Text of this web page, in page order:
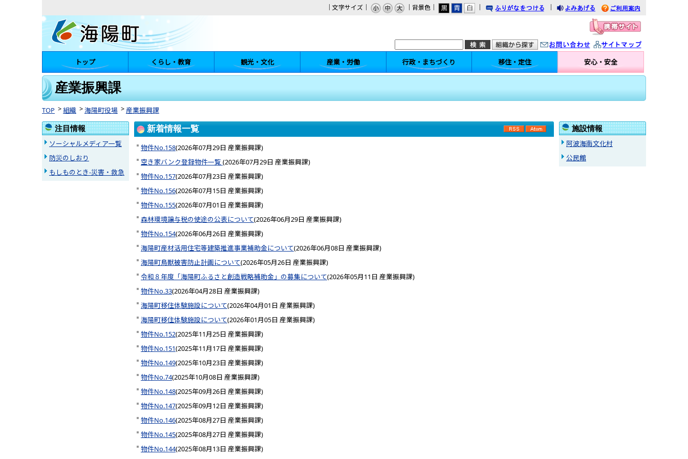
｜文字サイズ｜ ｜背景色｜
みあげる
利用案内
問い合わせ イトマップ
トップ くらし・教育 観光・文化 産業・労働 行政・まちづくり 移住・定住 安心・安全
産業振興課
TOP 組織 海陽町役場 産業振興課
RSS Atom
新着情報一覧
物件No.158(2026年07月29日 産業振興課)
空き家バンク登録物件一覧 (2026年07月29日 産業振興課)
物件No.157(2026年07月23日 産業振興課)
物件No.156(2026年07月15日 産業振興課)
物件No.155(2026年07月01日 産業振興課)
森林環境譲与税の使途の公表について(2026年06月29日 産業振興課)
物件No.154(2026年06月26日 産業振興課)
海陽町産材活用住宅等建築推進事業補助金について(2026年06月08日 産業振興課)
海陽町鳥獣被害防止計画について(2026年05月26日 産業振興課)
令和８年度「海陽町ふるさと創造戦略補助金」の募集について(2026年05月11日 産業振興課)
物件No.33(2026年04月28日 産業振興課)
海陽町移住体験施設について(2026年04月01日 産業振興課)
海陽町移住体験施設について(2026年01月05日 産業振興課)
物件No.152(2025年11月25日 産業振興課)
物件No.151(2025年11月17日 産業振興課)
物件No.149(2025年10月23日 産業振興課)
物件No.74(2025年10月08日 産業振興課)
物件No.148(2025年09月26日 産業振興課)
物件No.147(2025年09月12日 産業振興課)
物件No.146(2025年08月27日 産業振興課)
物件No.145(2025年08月27日 産業振興課)
物件No.144(2025年08月13日 産業振興課)
注目情報
ソーシャルメディア一覧
防災のしおり
もしものとき-災害・救急
施設情報
阿波海南文化村
公民館